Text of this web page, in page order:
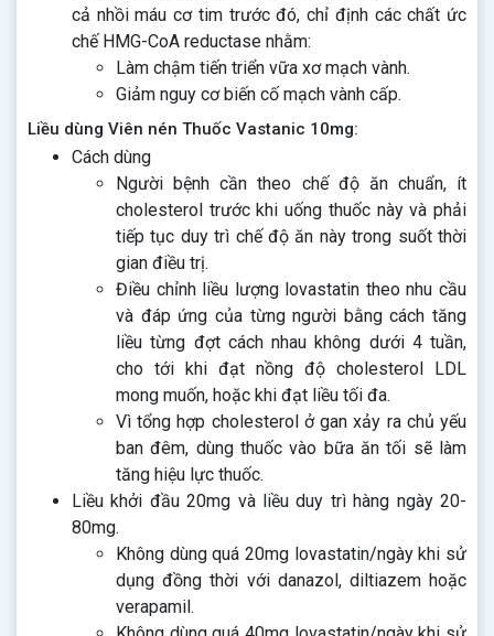
cả nhồi máu cơ tim trước đó, chỉ định các chất ức
chế HMG-CoA reductase nhằm:
Làm chậm tiến triển vữa xơ mạch vành.
Giảm nguy cơ biến cố mạch vành cấp.
Liều dùng Viên nén Thuốc Vastanic 10mg:
Cách dùng
Người bệnh cần theo chế độ ăn chuẩn, ít
cholesterol trước khi uống thuốc này và phải
tiếp tục duy trì chế độ ăn này trong suốt thời
gian điều trị.
Điều chỉnh liều lượng lovastatin theo nhu cầu
và đáp ứng của từng người bằng cách tăng
liều từng đợt cách nhau không dưới 4 tuần,
cho tới khi đạt nồng độ cholesterol LDL
mong muốn, hoặc khi đạt liều tối đa.
Vì tổng hợp cholesterol ở gan xảy ra chủ yếu
ban đêm, dùng thuốc vào bữa ăn tối sẽ làm
tăng hiệu lực thuốc.
Liều khởi đầu 20mg và liều duy trì hàng ngày 20-
80mg.
Không dùng quá 20mg lovastatin/ngày khi sử
dụng đồng thời với danazol, diltiazem hoặc
verapamil.